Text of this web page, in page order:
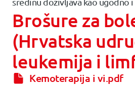
Brošure za
(Hrvatska
leukemija i
Kemoterapija i vi.pdf